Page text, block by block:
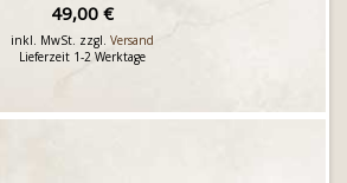
49,00 €
inkl. MwSt. zzgl. Versand
Lieferzeit 1-2 Werktage